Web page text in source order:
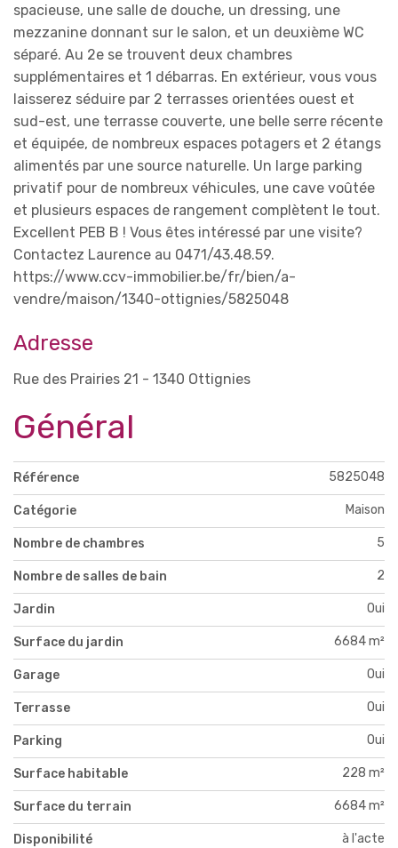
spacieuse, une salle de douche, un dressing, une
mezzanine donnant sur le salon, et un deuxième WC
séparé. Au 2e se trouvent deux chambres
supplémentaires et 1 débarras. En extérieur, vous vous
laisserez séduire par 2 terrasses orientées ouest et
sud-est, une terrasse couverte, une belle serre récente
et équipée, de nombreux espaces potagers et 2 étangs
alimentés par une source naturelle. Un large parking
privatif pour de nombreux véhicules, une cave voûtée
et plusieurs espaces de rangement complètent le tout.
Excellent PEB B ! Vous êtes intéressé par une visite?
Contactez Laurence au 0471/43.48.59.
https://www.ccv-immobilier.be/fr/bien/a-
vendre/maison/1340-ottignies/5825048
Adresse
Rue des Prairies 21 - 1340 Ottignies
Général
Référence 5825048
Catégorie Maison
Nombre de chambres 5
Nombre de salles de bain 2
Jardin Oui
Surface du jardin 6684 m²
Garage Oui
Terrasse Oui
Parking Oui
Surface habitable 228 m²
Surface du terrain 6684 m²
Disponibilité à l'acte